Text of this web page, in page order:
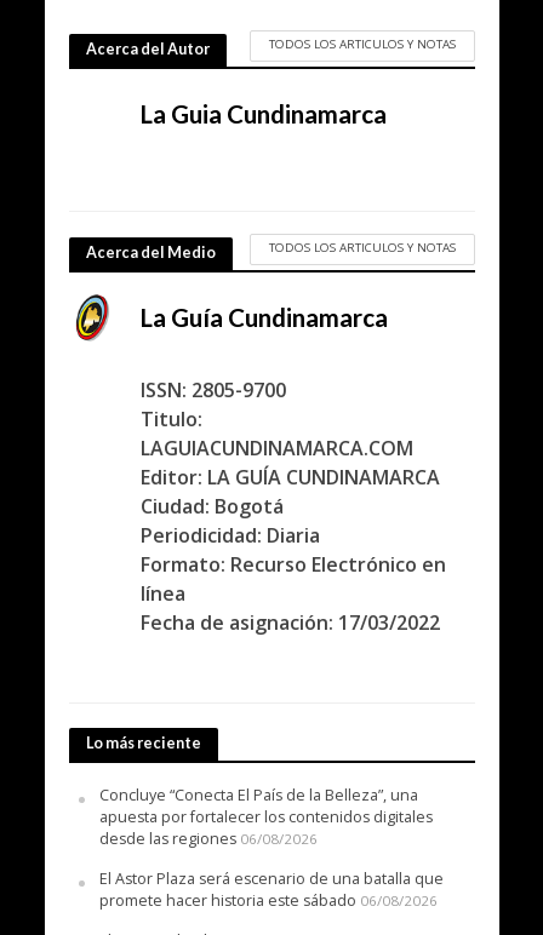
Acerca del Autor TODOS LOS ARTICULOS Y NOTAS
La Guia Cundinamarca
Acerca del Medio TODOS LOS ARTICULOS Y NOTAS
La Guía Cundinamarca
ISSN: 2805-9700
Titulo:
LAGUIACUNDINAMARCA.COM
Editor: LA GUÍA CUNDINAMARCA
Ciudad: Bogotá
Periodicidad: Diaria
Formato: Recurso Electrónico en
línea
Fecha de asignación: 17/03/2022
Lo más reciente
Concluye “Conecta El País de la Belleza”, una
apuesta por fortalecer los contenidos digitales
desde las regiones 06/08/2026
El Astor Plaza será escenario de una batalla que
promete hacer historia este sábado 06/08/2026